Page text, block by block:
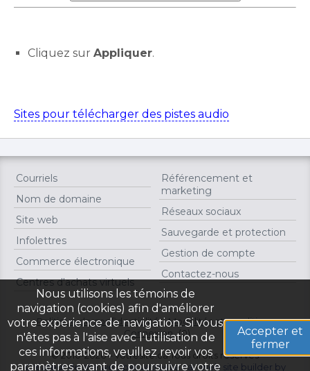
Nous utilisons les témoins de
navigation (cookies) afin d'améliorer
votre expérience de navigation. Si vous
n'êtes pas à l'aise avec l'utilisation de
ces informations, veuillez revoir vos
paramètres avant de poursuivre votre
Accepter et
fermer
Cliquez sur Appliquer.
Sites pour télécharger des pistes audio
Courriels
Nom de domaine
Site web
Infolettres
Commerce électronique
Centres d'achats virtuels
Référencement et
marketing
Réseaux sociaux
Sauvegarde et protection
Gestion de compte
Contactez-nous
Politique de confidentialité
Modalités et conditions
Connexion (0)
© 2010-2026 – votresite.ca Tous droits réservés
Créateur de site web par votresite.ca-web site builder by